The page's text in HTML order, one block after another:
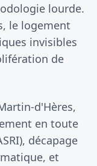
lourde.
le logement
invisibles
de
d'Hères,
en toute
décapage
et